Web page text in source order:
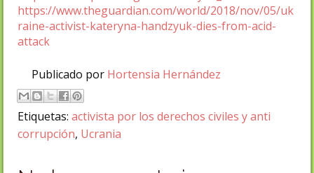
https://www.theguardian.com/world/2018/nov/05/uk
raine-activist-kateryna-handzyuk-dies-from-acid-
attack
Publicado por Hortensia Hernández
Etiquetas: activista por los derechos civiles y anti
corrupción, Ucrania